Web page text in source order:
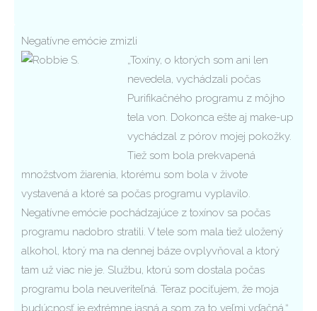
Negatívne emócie zmizli
„Toxíny, o ktorých som ani len
nevedela, vychádzali počas
Purifikačného programu z môjho
tela von. Dokonca ešte aj make-up
vychádzal z pórov mojej pokožky.
Tiež som bola prekvapená
množstvom žiarenia, ktorému som bola v živote
vystavená a ktoré sa počas programu vyplavilo.
Negatívne emócie pochádzajúce z toxínov sa počas
programu nadobro stratili. V tele som mala tiež uložený
alkohol, ktorý ma na dennej báze ovplyvňoval a ktorý
tam už viac nie je. Službu, ktorú som dostala počas
programu bola neuveriteľná. Teraz pociťujem, že moja
budúcnosť je extrémne jasná a som za to veľmi vďačná.“